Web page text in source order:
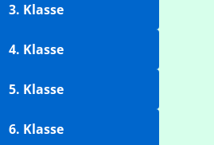
3. Klasse
4. Klasse
5. Klasse
6. Klasse